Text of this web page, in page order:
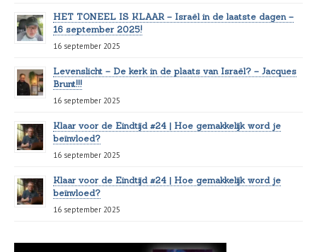
HET TONEEL IS KLAAR – Israël in de laatste dagen –
16 september 2025!
16 september 2025
Levenslicht – De kerk in de plaats van Israël? – Jacques
Brunt!!!
16 september 2025
Klaar voor de Eindtijd #24 | Hoe gemakkelijk word je
beïnvloed?
16 september 2025
Klaar voor de Eindtijd #24 | Hoe gemakkelijk word je
beïnvloed?
16 september 2025